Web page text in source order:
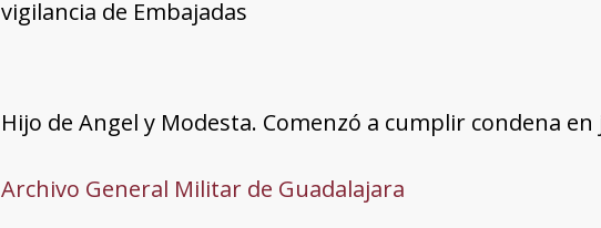
vigilancia de Embajadas
Hijo de Angel y Modesta. Comenzó a cumplir condena
Archivo General Militar de Guadalajara